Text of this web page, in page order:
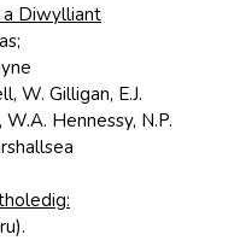
a Diwylliant
W. Gilligan, E.J.
W.A. Hennessy, N.P.